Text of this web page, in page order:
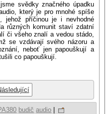
svědky značného úpadku
který je pro mnohé spíše
jehož příčinou je i nevhodné
různých komunit staví zdatní
či všeho znalí a vedou stádo,
se vzdávají svého názoru a
neboť jen papouškují a
co papouškují.
budič audio